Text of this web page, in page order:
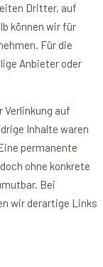
Dritter, auf
können wir für
Für die
Anbieter oder
Verlinkung auf
Inhalte waren
permanente
ohne konkrete
Bei
wir derartige Links